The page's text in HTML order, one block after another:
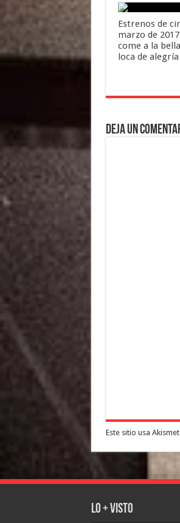
Estrenos de
marzo de
come a la
loca de alegría
Deja un
Este sitio usa
Lo + Visto